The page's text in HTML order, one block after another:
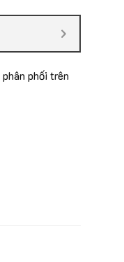
phân phối trên